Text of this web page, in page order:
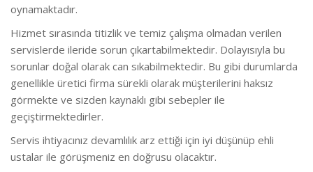
oynamaktadır.
Hizmet sırasında titizlik ve temiz çalışma olmadan verilen
servislerde ileride sorun çıkartabilmektedir. Dolayısıyla bu
sorunlar doğal olarak can sıkabilmektedir. Bu gibi durumlarda
genellikle üretici firma sürekli olarak müşterilerini haksız
görmekte ve sizden kaynaklı gibi sebepler ile
geçiştirmektedirler.
Servis ihtiyacınız devamlılık arz ettiği için iyi düşünüp ehli
ustalar ile görüşmeniz en doğrusu olacaktır.